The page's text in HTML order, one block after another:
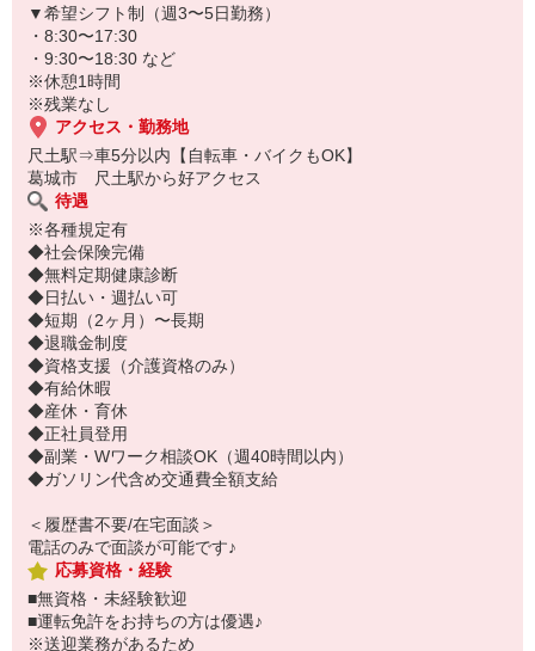
あなたのキャリアアップを全面的にサポートします◎未経験から初
任者研修、実務者研修の介護資格を取得可能です♪
あなたの「成長したい」気持ちを全力で応援します◎
まずは見学だけでもOK！お気軽にお問い合わせください。
優しい先輩たちが、あなたの新しい一歩を温かくサポートします。
▼希望シフト制（週3〜5日勤務）
・8:30〜17:30
・9:30〜18:30 など
※休憩1時間
※残業なし
アクセス・勤務地
尺土駅⇒車5分以内【自転車・バイクもOK】
葛城市 尺土駅から好アクセス
待遇
※各種規定有
◆社会保険完備
◆無料定期健康診断
◆日払い・週払い可
◆短期（2ヶ月）〜長期
◆退職金制度
◆資格支援（介護資格のみ）
◆有給休暇
◆産休・育休
◆正社員登用
◆副業・Wワーク相談OK（週40時間以内）
◆ガソリン代含め交通費全額支給
＜履歴書不要/在宅面談＞
電話のみで面談が可能です♪
応募資格・経験
■無資格・未経験歓迎
■運転免許をお持ちの方は優遇♪
※送迎業務があるため